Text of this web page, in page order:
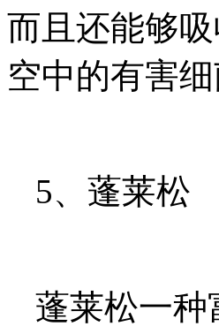
而且还能够
空中的有害
5、蓬莱松
蓬莱松一种